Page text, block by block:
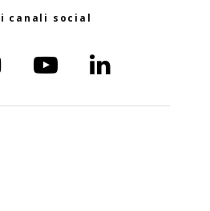
canali social